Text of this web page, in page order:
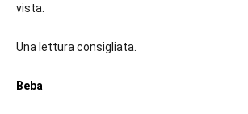
vista.
Una lettura consigliata.
Beba